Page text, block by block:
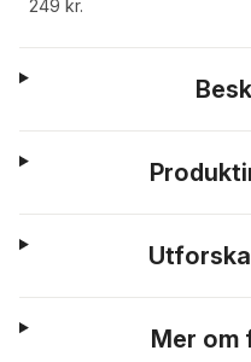
249 kr.
Mer